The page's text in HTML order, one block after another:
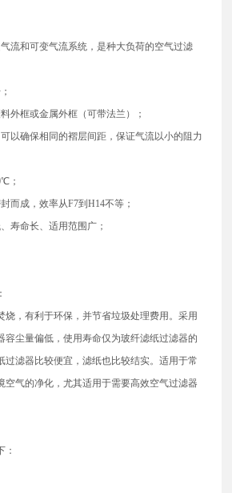
流和可变气流系统，是种大负荷的空气过滤
外框或金属外框（可带法兰）；
以确保相同的褶层间距，保证气流以小的阻力
；
而成，效率从F7到H14不等；
寿命长、适用范围广；
烧，有利于环保，并节省垃圾处理费用。采用
容尘量偏低，使用寿命仅为玻纤滤纸过滤器的
过滤器比较便宜，滤纸也比较结实。适用于常
空气的净化，尤其适用于需要高效空气过滤器
：